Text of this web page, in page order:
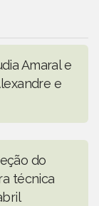
Amaral e
e
do
técnica